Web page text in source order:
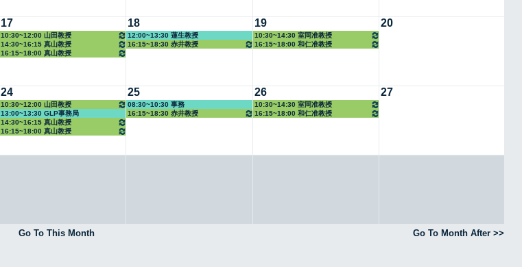
17
10:30~12:00 山田教授
14:30~16:15 真山教授
16:15~18:00 真山教授
18
12:00~13:30 蓮生教授
16:15~18:30 赤井教授
19
10:30~14:30 室岡准教授
16:15~18:00 和仁准教授
20
24
10:30~12:00 山田教授
13:00~13:30 GLP事務局
14:30~16:15 真山教授
16:15~18:00 真山教授
25
08:30~10:30 事務
16:15~18:30 赤井教授
26
10:30~14:30 室岡准教授
16:15~18:00 和仁准教授
27
Go To This Month
Go To Month After >>